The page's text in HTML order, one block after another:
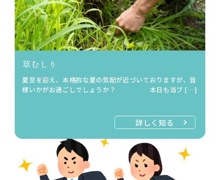
草むしり
夏至を迎え、本格的な夏の気配が近づいておりますが、皆
様いかがお過ごしでしょうか？ 本日も当ブ […]
詳しく知る